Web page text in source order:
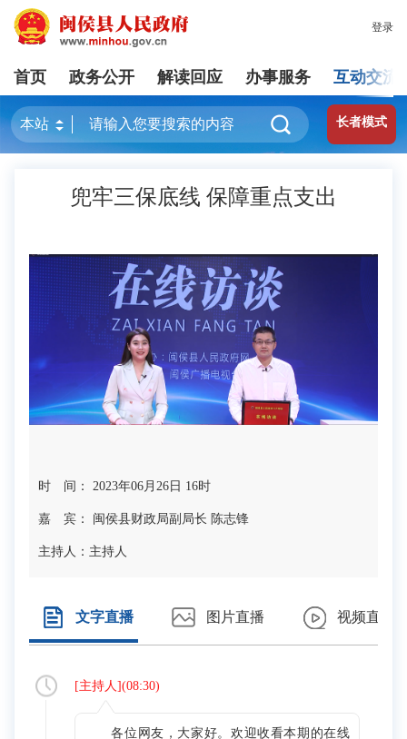
登录
首页 政务公开 解读回应 办事服务 互动交流
长者模式
兜牢三保底线 保障重点支出
时 间： 2023年06月26日 16时
嘉 宾： 闽侯县财政局副局长 陈志锋
主持人： 主持人
文字直播 图片直播 视频直播
[主持人](08:30)
各位网友，大家好。欢迎收看本期的在线